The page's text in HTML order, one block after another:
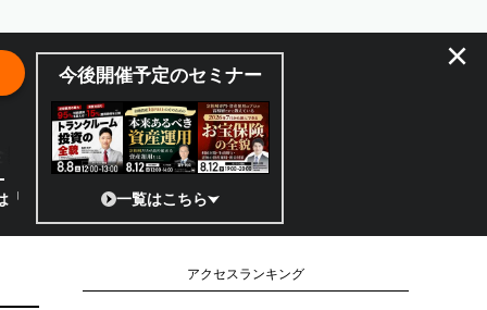
本の宇宙ベンチャーのココがスゴイ！／補助金から実需へ、知られ
今後開催予定のセミナー
一覧はこちら
×
アクセスランキング